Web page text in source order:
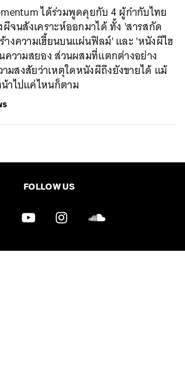
ได้ร่วมพูดคุยกับ 4 ผู้กำกับไทย
ผีจนสังเคราะห์ออกมาได้ ทั้ง 'สารสกัด
งความเฮี้ยนบนแผ่นฟิลม์' และ 'หนังผีไฮ
วามสยอง ส่วนผสมที่แตกต่างอย่าง
ามสงสัยว่าเหตุใดหนังผีถึงยังขายได้ แม้
าไปแค่ไหนก็ตาม
FOLLOW US
TWEET LINE EMAIL